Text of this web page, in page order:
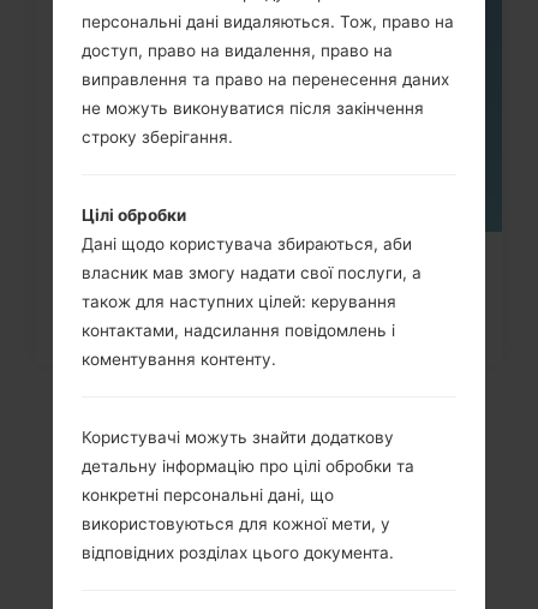
08
Як видалити усі дані з телефону
через меню на Samsung...
персональні дані видаляються. Тож, право на
доступ, право на видалення, право на
виправлення та право на перенесення даних
не можуть виконуватися після закінчення
строку зберігання.
Цілі обробки
Дані щодо користувача збираються, аби
власник мав змогу надати свої послуги, а
також для наступних цілей: керування
контактами, надсилання повідомлень і
коментування контенту.
Користувачі можуть знайти додаткову
детальну інформацію про цілі обробки та
конкретні персональні дані, що
використовуються для кожної мети, у
відповідних розділах цього документа.